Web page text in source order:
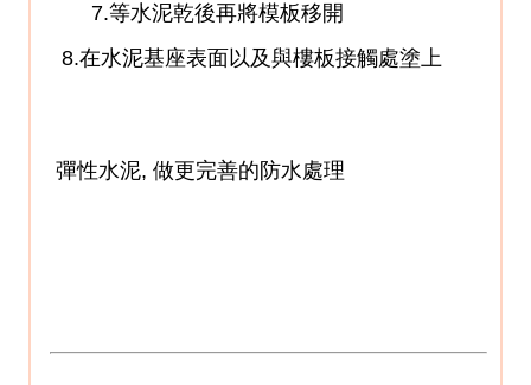
7.等水泥乾後再將模板移開
8.在水泥基座表面以及與樓板接觸處塗上
彈性水泥, 做更完善的防水處理